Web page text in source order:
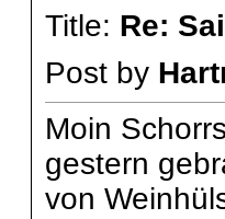
Title: Re:
Post by
Moin
gestern
von